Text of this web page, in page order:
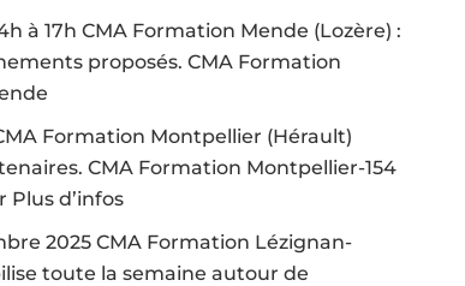
à 17h CMA Formation Mende (Lozère) :
proposés. CMA Formation
Formation Montpellier (Hérault)
CMA Formation Montpellier-154
d’infos
2025 CMA Formation Lézignan-
toute la semaine autour de